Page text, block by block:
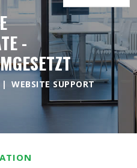
-
WEBSITE SUPPORT